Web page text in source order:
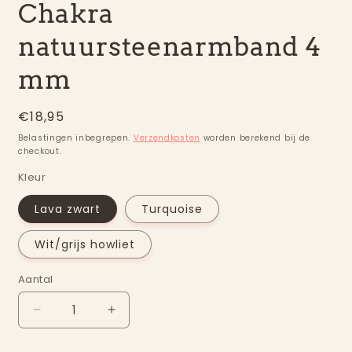
Chakra
natuursteenarmband 4
mm
Normale
prijs
€18,95
Belastingen inbegrepen. Verzendkosten worden berekend bij de
checkout.
Kleur
Lava zwart Turquoise
Wit/grijs howliet
Aantal
Aantal
Aantal
verlagen
Aantal
verhogen